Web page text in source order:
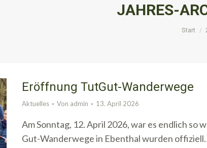
JAHRES-
Sie
Start
Eröffnung TutGut-Wanderwege
Aktuelles Von admin 13. April 2026
Am Sonntag, 12. April 2026, war es endlich so
Gut-Wanderwege in Ebenthal wurden